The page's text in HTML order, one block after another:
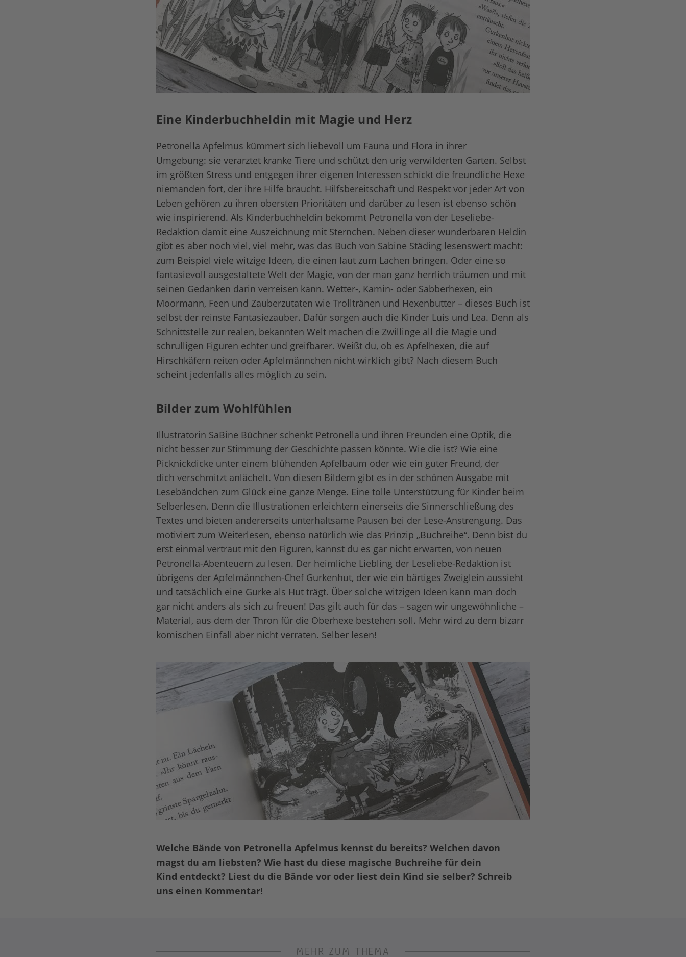
Eine Kinderbuchheldin mit Magie und Herz
Petronella Apfelmus kümmert sich liebevoll um Fauna und Flora in ihrer
Umgebung: sie verarztet kranke Tiere und schützt den urig verwilderten Garten. Selbst
im größten Stress und entgegen ihrer eigenen Interessen schickt die freundliche Hexe
niemanden fort, der ihre Hilfe braucht. Hilfsbereitschaft und Respekt vor jeder Art von
Leben gehören zu ihren obersten Prioritäten und darüber zu lesen ist ebenso schön
wie inspirierend. Als Kinderbuchheldin bekommt Petronella von der Leseliebe-
Redaktion damit eine Auszeichnung mit Sternchen. Neben dieser wunderbaren Heldin
gibt es aber noch viel, viel mehr, was das Buch von Sabine Städing lesenswert macht:
zum Beispiel viele witzige Ideen, die einen laut zum Lachen bringen. Oder eine so
fantasievoll ausgestaltete Welt der Magie, von der man ganz herrlich träumen und mit
seinen Gedanken darin verreisen kann. Wetter-, Kamin- oder Sabberhexen, ein
Moormann, Feen und Zauberzutaten wie Trolltränen und Hexenbutter – dieses Buch ist
selbst der reinste Fantasiezauber. Dafür sorgen auch die Kinder Luis und Lea. Denn als
Schnittstelle zur realen, bekannten Welt machen die Zwillinge all die Magie und
schrulligen Figuren echter und greifbarer. Weißt du, ob es Apfelhexen, die auf
Hirschkäfern reiten oder Apfelmännchen nicht wirklich gibt? Nach diesem Buch
scheint jedenfalls alles möglich zu sein.
Bilder zum Wohlfühlen
Illustratorin SaBine Büchner schenkt Petronella und ihren Freunden eine Optik, die
nicht besser zur Stimmung der Geschichte passen könnte. Wie die ist? Wie eine
Picknickdicke unter einem blühenden Apfelbaum oder wie ein guter Freund, der
dich verschmitzt anlächelt. Von diesen Bildern gibt es in der schönen Ausgabe mit
Lesebändchen zum Glück eine ganze Menge. Eine tolle Unterstützung für Kinder beim
Selberlesen. Denn die Illustrationen erleichtern einerseits die Sinnerschließung des
Textes und bieten andererseits unterhaltsame Pausen bei der Lese-Anstrengung. Das
motiviert zum Weiterlesen, ebenso natürlich wie das Prinzip „Buchreihe“. Denn bist du
erst einmal vertraut mit den Figuren, kannst du es gar nicht erwarten, von neuen
Petronella-Abenteuern zu lesen. Der heimliche Liebling der Leseliebe-Redaktion ist
übrigens der Apfelmännchen-Chef Gurkenhut, der wie ein bärtiges Zweiglein aussieht
und tatsächlich eine Gurke als Hut trägt. Über solche witzigen Ideen kann man doch
gar nicht anders als sich zu freuen! Das gilt auch für das – sagen wir ungewöhnliche –
Material, aus dem der Thron für die Oberhexe bestehen soll. Mehr wird zu dem bizarr
komischen Einfall aber nicht verraten. Selber lesen!
Welche Bände von Petronella Apfelmus kennst du bereits? Welchen davon
magst du am liebsten? Wie hast du diese magische Buchreihe für dein
Kind entdeckt? Liest du die Bände vor oder liest dein Kind sie selber? Schreib
uns einen Kommentar!
MEHR ZUM THEMA